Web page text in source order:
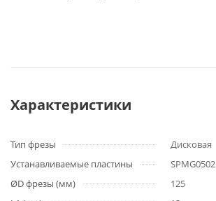
Характеристики
Тип фрезы
Дисковая
Устанавливаемые пластины
SPMG0502
ØD фрезы (мм)
125